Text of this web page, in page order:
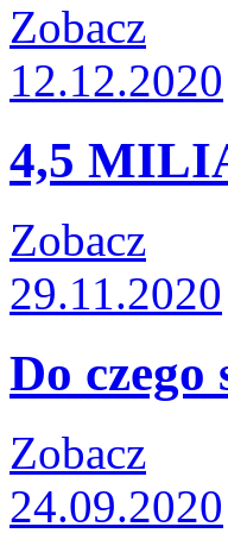
Zobacz
12.12.2020
4,5
Zobacz
29.11.2020
Do czego
Zobacz
24.09.2020